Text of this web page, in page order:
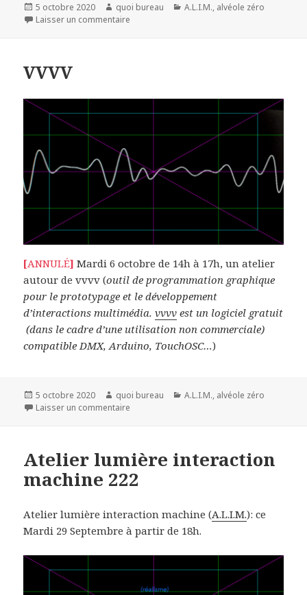
Publié
le
5 octobre 2020 Auteur
quoi bureau Catégories
A.L.I.M., alvéole zéro
Laisser un commentaire
VVVV
[ANNULÉ] Mardi 6 octobre de 14h à 17h, un atelier
autour de vvvv (outil de programmation graphique
pour le prototypage et le développement
d’interactions multimédia.vvvv est un logiciel gratuit
(dans le cadre d’une utilisation non commerciale)
compatible DMX, Arduino, TouchOSC…)
Publié
le
5 octobre 2020 Auteur
quoi bureau Catégories
A.L.I.M., alvéole zéro
Laisser un commentaire
Atelier lumière interaction
machine 222
Atelier lumière interaction machine (A.L.I.M.): ce
Mardi 29 Septembre à partir de 18h.